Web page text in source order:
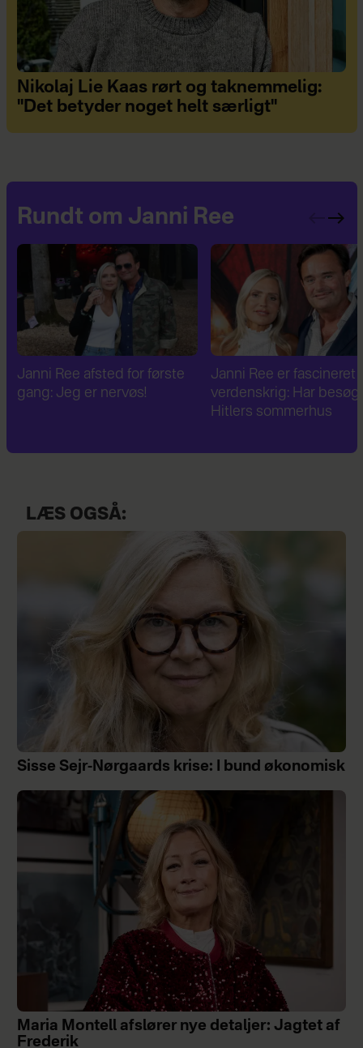
Nikolaj Lie Kaas rørt og taknemmelig:
"Det betyder noget helt særligt"
Rundt om Janni Ree
Janni Ree er fascineret af 2.
verdenskrig: Har besøgt
Janni Ree bryder
tavsheden: "Det er
fuldstændig absurd"
LÆS OGSÅ:
Sisse Sejr-Nørgaards krise: I bund økonomisk
Maria Montell afslører nye detaljer: Jagtet af
Frederik